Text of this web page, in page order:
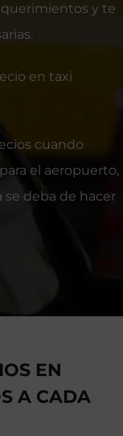
y te
en taxi
cuando
el aeropuerto,
se deba de hacer
EN
A CADA